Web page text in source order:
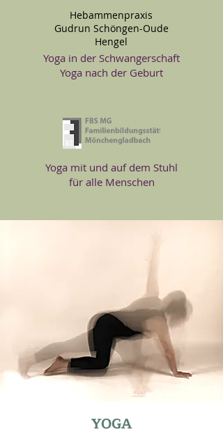
Hebammenpraxis
Gudrun Schöngen-Oude
Hengel
Yoga in der Schwangerschaft
Yoga nach der Geburt
Yoga mit und auf dem Stuhl
für alle Menschen
YOGA